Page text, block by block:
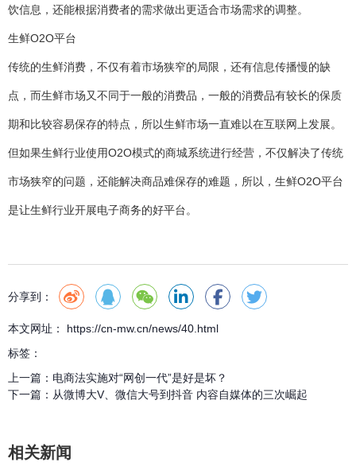
饮信息，还能根据消费者的需求做出更适合市场需求的调整。
生鲜O2O平台
传统的生鲜消费，不仅有着市场狭窄的局限，还有信息传播慢的缺
点，而生鲜市场又不同于一般的消费品，一般的消费品有较长的保质
期和比较容易保存的特点，所以生鲜市场一直难以在互联网上发展。
但如果生鲜行业使用O2O模式的商城系统进行经营，不仅解决了传统
市场狭窄的问题，还能解决商品难保存的难题，所以，生鲜O2O平台
是让生鲜行业开展电子商务的好平台。
分享到：
本文网址： https://cn-mw.cn/news/40.html
标签：
上一篇： 电商法实施对“网创一代”是好是坏？
下一篇： 从微博大V、微信大号到抖音 内容自媒体的三次崛起
相关新闻